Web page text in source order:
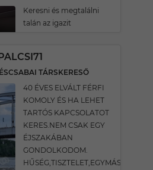
Keresni és megtalálni
talán az igazit
TÁRSKERESŐ
40 ÉVES ELVÁLT FÉRFI
KOMOLY ÉS HA LEHET
TARTÓS KAPCSOLATOT
KERES.NEM CSAK EGY
ÉJSZAKÁBAN
GONDOLKODOM.
HŰSÉG,TISZTELET,EGYMÁS